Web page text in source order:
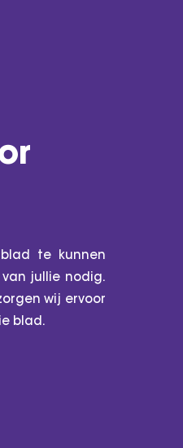
te kunnen
jullie nodig.
wij ervoor
blad.